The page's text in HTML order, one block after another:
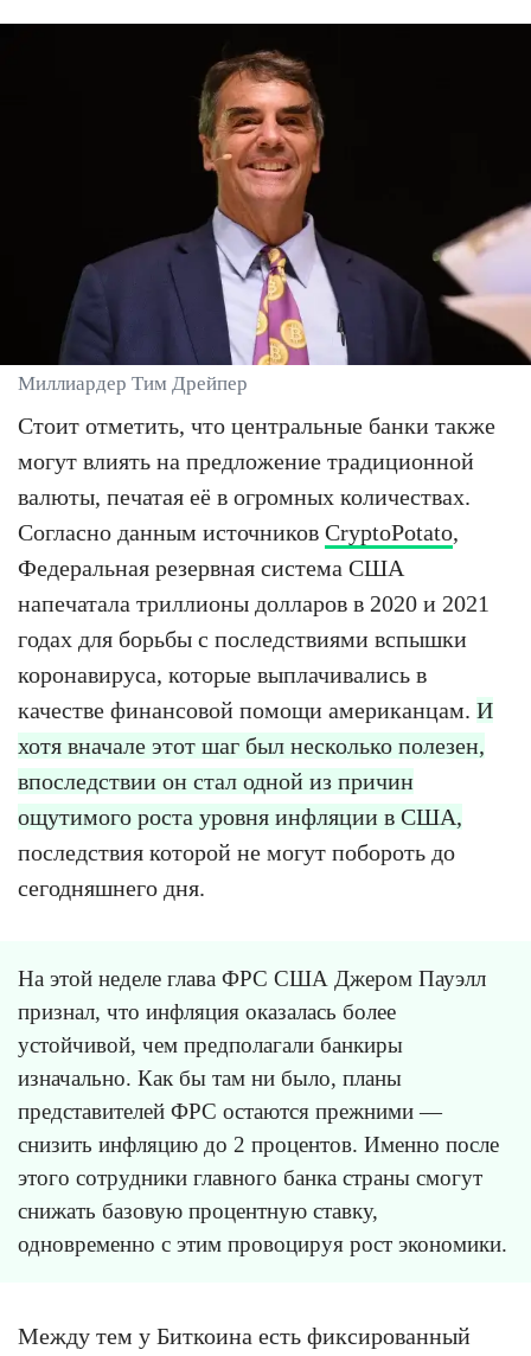
Миллиардер Тим Дрейпер
Стоит отметить, что центральные банки также
могут влиять на предложение традиционной
валюты, печатая её в огромных количествах.
Согласно данным источников CryptoPotato,
Федеральная резервная система США
напечатала триллионы долларов в 2020 и 2021
годах для борьбы с последствиями вспышки
коронавируса, которые выплачивались в
качестве финансовой помощи американцам. И
хотя вначале этот шаг был несколько полезен,
впоследствии он стал одной из причин
ощутимого роста уровня инфляции в США,
последствия которой не могут побороть до
сегодняшнего дня.
На этой неделе глава ФРС США Джером Пауэлл
признал, что инфляция оказалась более
устойчивой, чем предполагали банкиры
изначально. Как бы там ни было, планы
представителей ФРС остаются прежними —
снизить инфляцию до 2 процентов. Именно после
этого сотрудники главного банка страны смогут
снижать базовую процентную ставку,
одновременно с этим провоцируя рост экономики.
Между тем у Биткоина есть фиксированный